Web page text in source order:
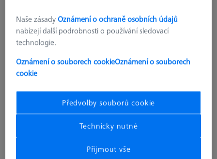
hrotu je třeba vzít v úvahu tři faktory: specifikaci hrotu,
tvar a materiál hrotu. Obecně platí, že všechny hroty by
měly být co nejodolnější proti ohybu, aby správně
deformace nebo takzvaného „ohnutí hrotu“.
Naše zásadyOznámení o ochraně osobních údajů
nabízejí další podrobnosti o používání sledovací
technologie.
Oznámení o souborech cookieOznámení o souborech
cookie
Předvolby souborů cookie
Technicky nutné
Přijmout vše